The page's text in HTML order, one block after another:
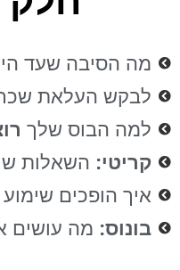
מה הסיבה שעד
לבקש העלאת שכר
למה הבוס שלך
קריטי: השאלות
איך הופכים שימוע
בונוס: מה עושים